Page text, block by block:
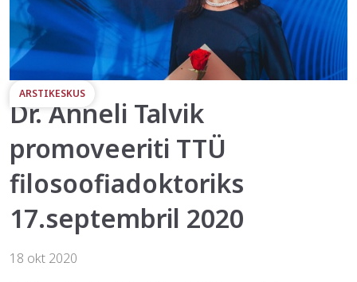
ARSTIKESKUS
Dr. Anneli Talvik
promoveeriti TTÜ
filosoofiadoktoriks
17.septembril 2020
18 okt 2020